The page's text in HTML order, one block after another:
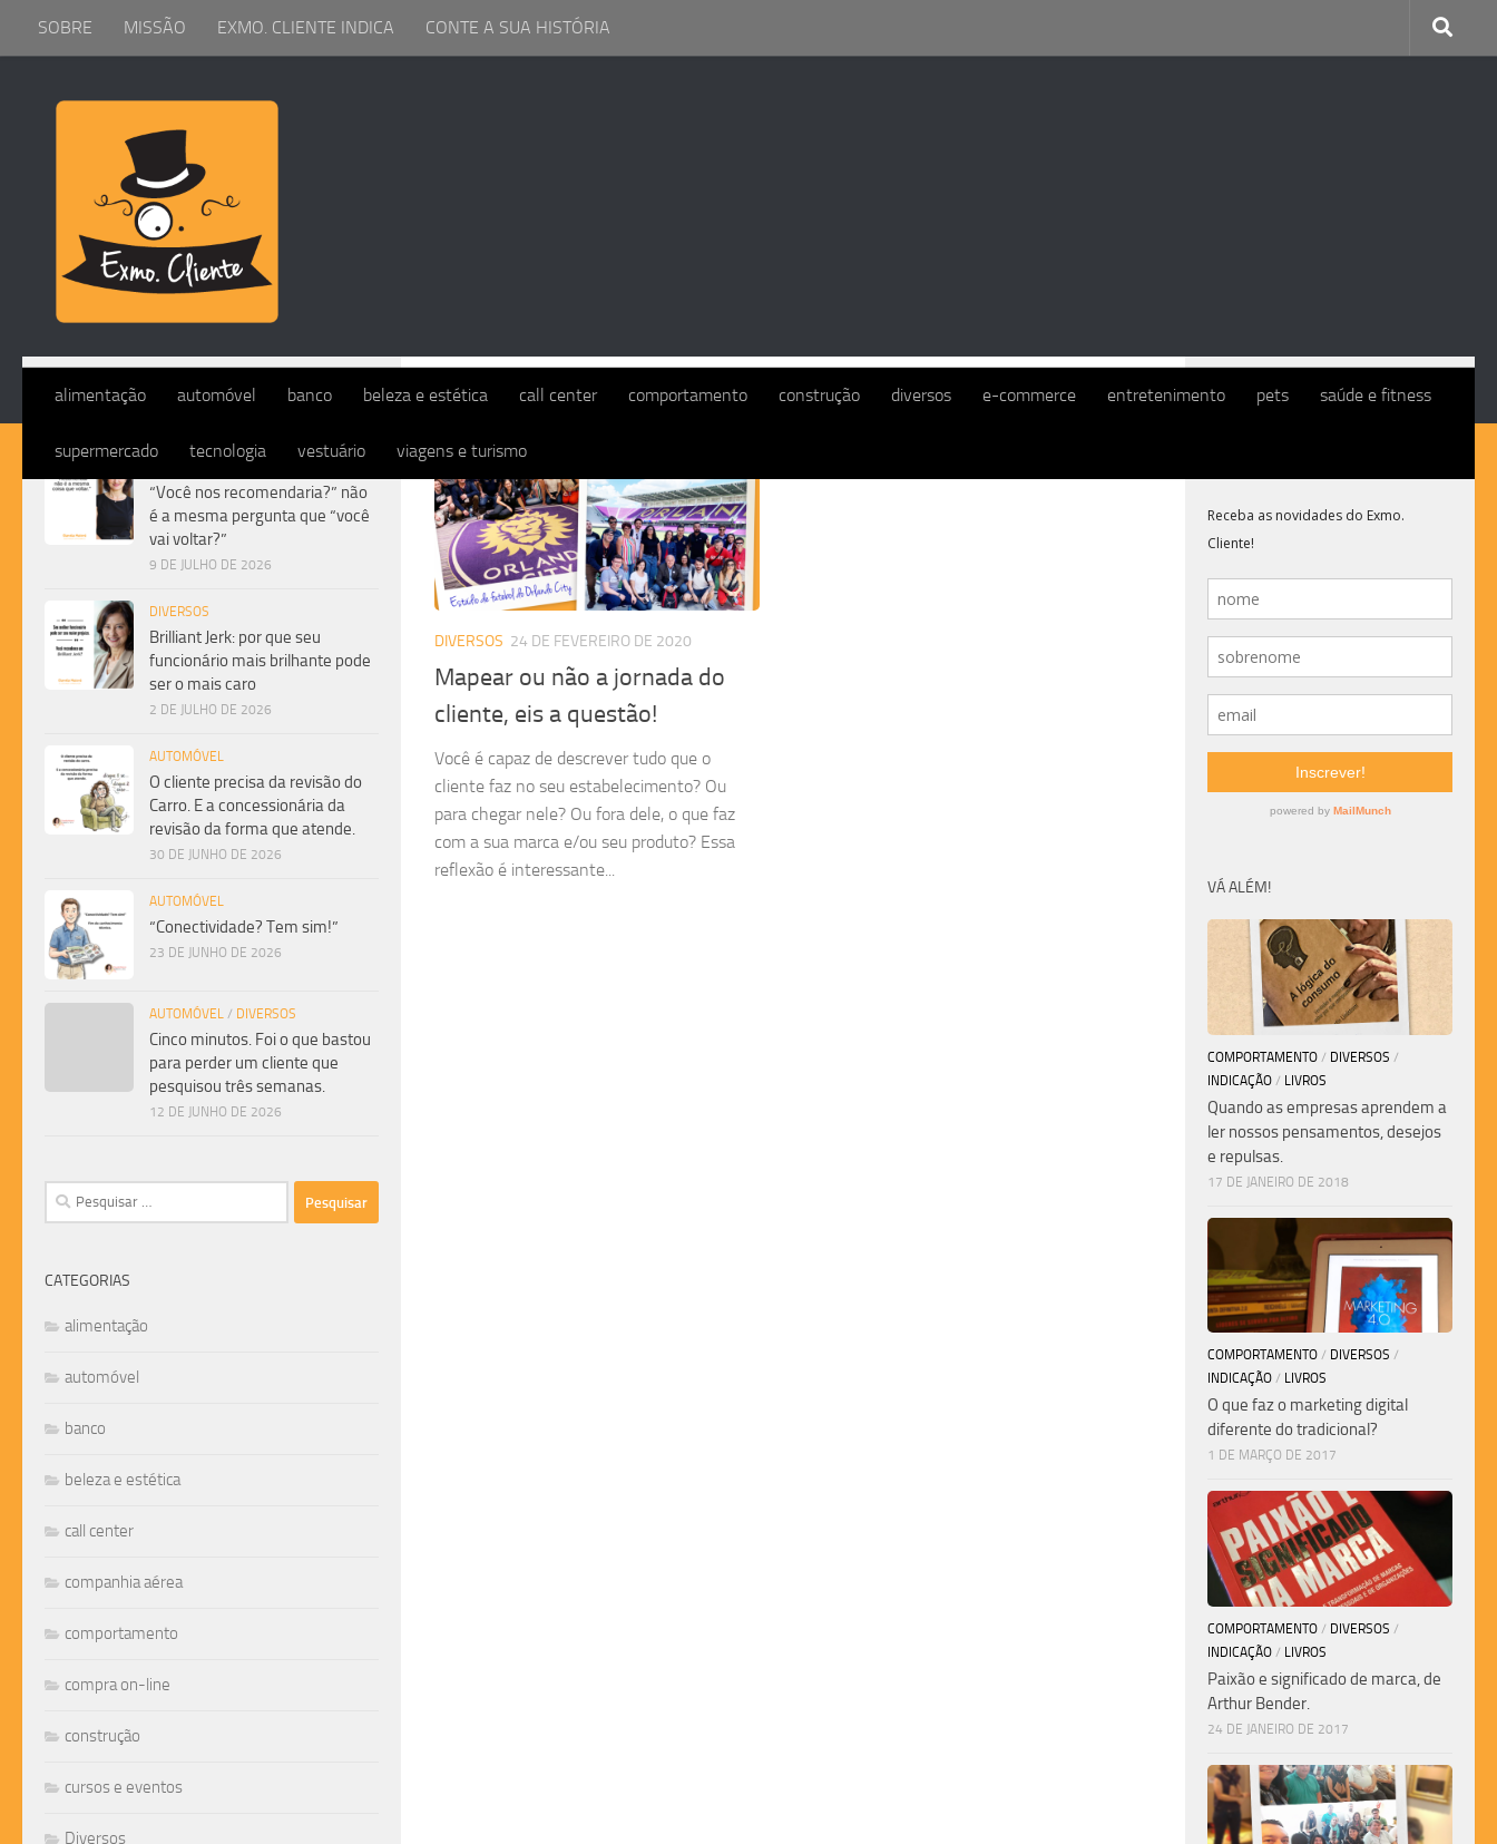
Skip to content
SOBRE MISSÃO EXMO. CLIENTE INDICA CONTE A SUA HISTÓRIA
alimentação automóvel banco beleza e estética call center comportamento construção diversos e-commerce entretenimento pets saúde e fitness
supermercado tecnologia vestuário viagens e turismo
ARQUIVO MENSAL: FEVEREIRO 2020
DIVERSOS 24 DE FEVEREIRO DE 2020
Mapear ou não a jornada do
cliente, eis a questão!
Você é capaz de descrever tudo que o
cliente faz no seu estabelecimento? Ou
para chegar nele? Ou fora dele, o que faz
com a sua marca e/ou seu produto? Essa
reflexão é interessante...
“Você nos recomendaria?” não
é a mesma pergunta que “você
vai voltar?”
9 DE JULHO DE 2026
DIVERSOS
Brilliant Jerk: por que seu
funcionário mais brilhante pode
ser o mais caro
2 DE JULHO DE 2026
AUTOMÓVEL
O cliente precisa da revisão do
Carro. E a concessionária da
revisão da forma que atende.
30 DE JUNHO DE 2026
AUTOMÓVEL
“Conectividade? Tem sim!”
23 DE JUNHO DE 2026
AUTOMÓVEL / DIVERSOS
Cinco minutos. Foi o que bastou
para perder um cliente que
pesquisou três semanas.
12 DE JUNHO DE 2026
Pesquisar
por:
CATEGORIAS
alimentação
automóvel
banco
beleza e estética
call center
companhia aérea
comportamento
compra on-line
construção
cursos e eventos
Diversos
CONTINUE COM O EXMO. CLIENTE
VÁ ALÉM!
COMPORTAMENTO / DIVERSOS /
INDICAÇÃO / LIVROS
Quando as empresas aprendem a
ler nossos pensamentos, desejos
e repulsas.
17 DE JANEIRO DE 2018
COMPORTAMENTO / DIVERSOS /
INDICAÇÃO / LIVROS
O que faz o marketing digital
diferente do tradicional?
1 DE MARÇO DE 2017
COMPORTAMENTO / DIVERSOS /
INDICAÇÃO / LIVROS
Paixão e significado de marca, de
Arthur Bender.
24 DE JANEIRO DE 2017